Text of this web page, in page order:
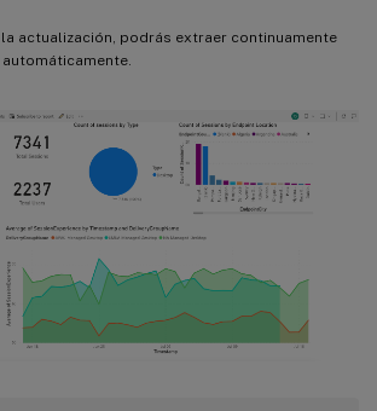
actualización, podrás extraer continuamente